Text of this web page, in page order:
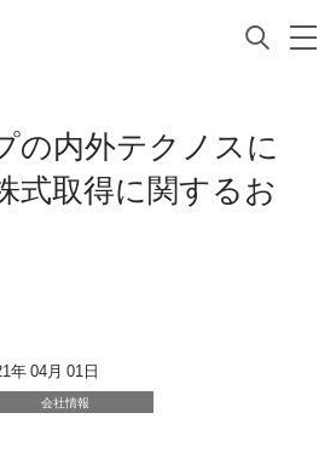
の内外テクノスに
式取得に関するお
年 04月 01日
会社情報